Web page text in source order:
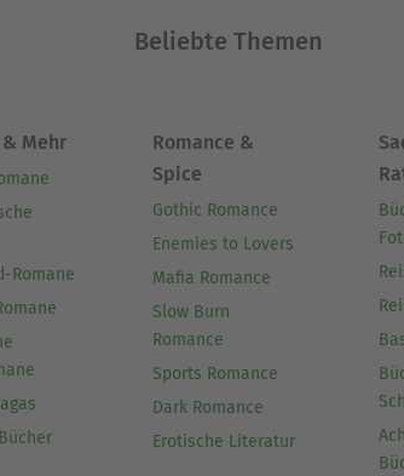
Beliebte Themen
Mehr
Romane
Romance &
Spice
Gothic Romance
Enemies to Lovers
Mafia Romance
Slow Burn
Romance
Sports Romance
Dark Romance
Erotische Literatur